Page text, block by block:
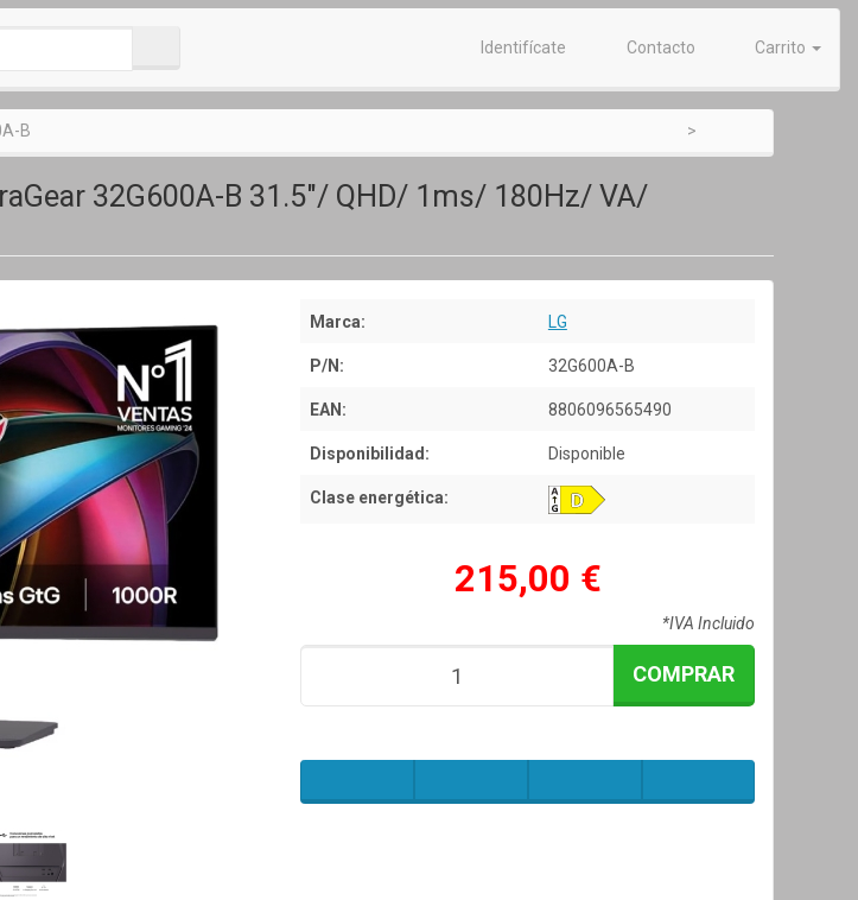
Identifícate Contacto Carrito
B
32G600A-B 31.5"/ QHD/ 1ms/ 180Hz/ VA/
Marca: LG
P/N: 32G600A-B
EAN: 8806096565490
Disponibilidad: Disponible
Clase energética:
215,00 €
*IVA Incluido
COMPRAR